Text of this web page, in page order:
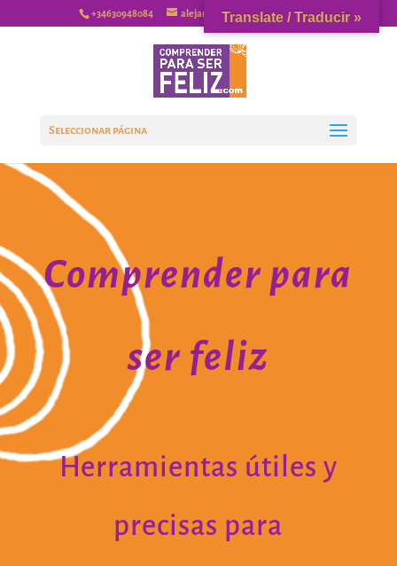
+34630948084 alejandrovaquerizo@gmail.com
Seleccionar página
Comprender para
ser feliz
Herramientas útiles y
precisas para
Translate / Traducir »